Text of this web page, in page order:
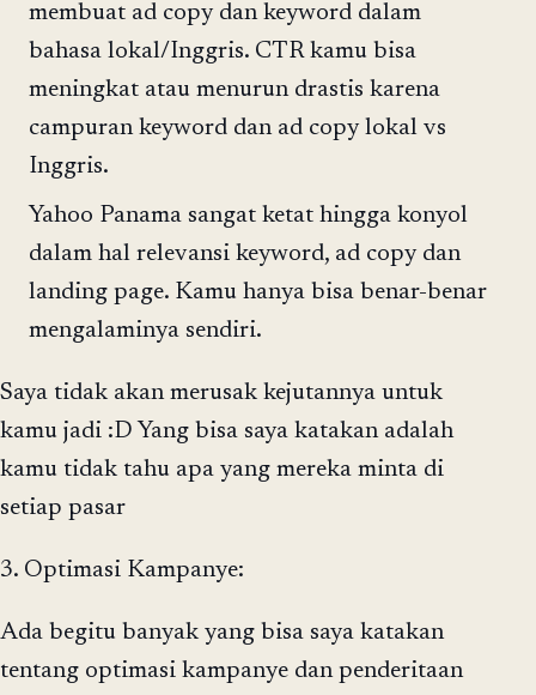
membuat ad copy dan keyword dalam
bahasa lokal/Inggris. CTR kamu bisa
meningkat atau menurun drastis karena
campuran keyword dan ad copy lokal vs
Inggris.
Yahoo Panama sangat ketat hingga konyol
dalam hal relevansi keyword, ad copy dan
landing page. Kamu hanya bisa benar-benar
mengalaminya sendiri.
Saya tidak akan merusak kejutannya untuk
kamu jadi :D Yang bisa saya katakan adalah
kamu tidak tahu apa yang mereka minta di
setiap pasar
3. Optimasi Kampanye:
Ada begitu banyak yang bisa saya katakan
tentang optimasi kampanye dan penderitaan